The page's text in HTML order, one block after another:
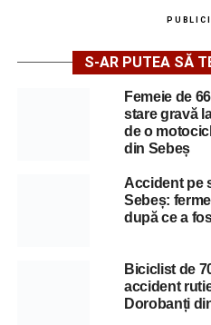
S-AR PUTEA SĂ
Femeie de
stare gravă
de o
din Sebeș
Accident pe
Sebeș:
după ce a
Biciclist de
accident
Dorobanți